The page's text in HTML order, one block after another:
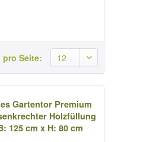
Seite:
Gartentor Premium
Holzfüllung
125 cm x H: 80 cm